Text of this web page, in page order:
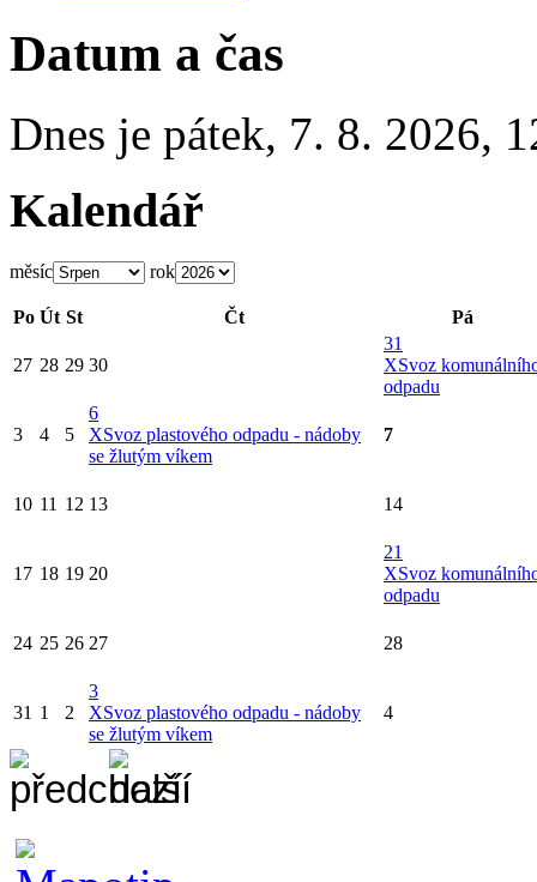
Datum a čas
Dnes je pátek, 7. 8. 2026,
Kalendář
měsíc rok
Po Út St Čt Pá
27 28 29 30
31
XSvoz
odpadu
3 4 5
6
XSvoz plastového odpadu - nádoby
se žlutým víkem
7
10 11 12 13 14
17 18 19 20
21
XSvoz
odpadu
24 25 26 27 28
31 1 2
3
XSvoz plastového odpadu - nádoby
se žlutým víkem
4